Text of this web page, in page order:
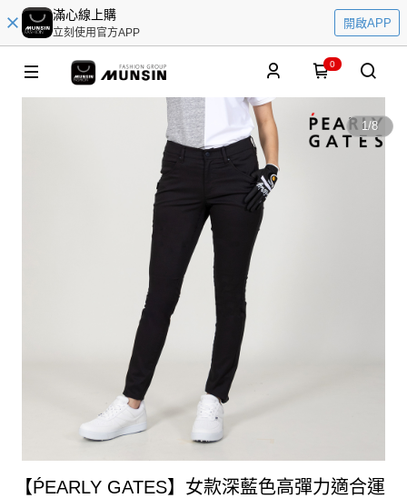
滿心線上購
立刻使用官方APP
開啟APP
0
1/8
【ṔEARLY GATES】女款深藍色高彈力適合運